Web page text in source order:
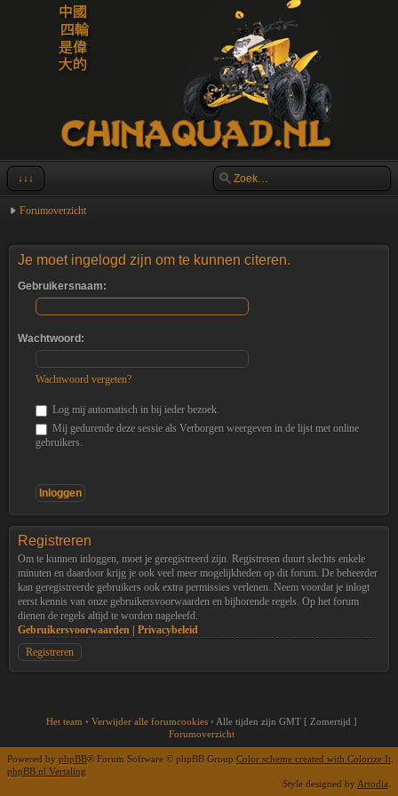
↓↓↓
Forumoverzicht
Je moet ingelogd zijn om te kunnen citeren.
Gebruikersnaam:
Wachtwoord:
Wachtwoord vergeten?
Log mij automatisch in bij ieder bezoek.
Mij gedurende deze sessie als Verborgen weergeven in de lijst met online
gebruikers.
Registreren
Om te kunnen inloggen, moet je geregistreerd zijn. Registreren duurt slechts enkele
minuten en daardoor krijg je ook veel meer mogelijkheden op dit forum. De beheerder
kan geregistreerde gebruikers ook extra permissies verlenen. Neem voordat je inlogt
eerst kennis van onze gebruikersvoorwaarden en bijhorende regels. Op het forum
dienen de regels altijd te worden nageleefd.
Gebruikersvoorwaarden
Privacybeleid
Registreren
Het team • Verwijder alle forumcookies • Alle tijden zijn GMT [ Zomertijd ]
Forumoverzicht
Powered by phpBB® Forum Software © phpBB Group Color scheme created with Colorize It
phpBB.nl Vertaling
Style designed by Artodia